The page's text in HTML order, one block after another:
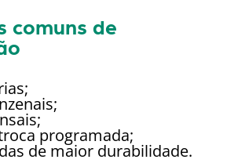
comuns de
programada;
de maior durabilidade.